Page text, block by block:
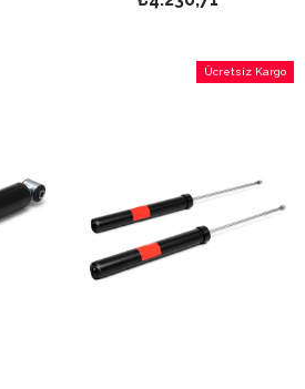
Ücretsiz Kargo